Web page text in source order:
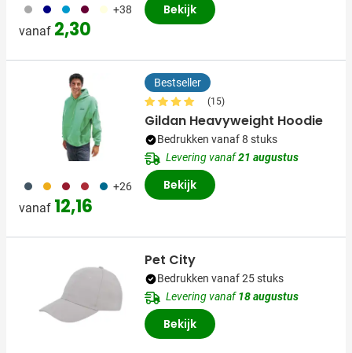
491 492 130 010 056 +38
vanaf 2,30
Bekijk
150 031 372 097 373 +26
vanaf 12,16
Bestseller
(15)
Gildan Heavyweight Hoodie
Bedrukken vanaf 8 stuks
Levering vanaf21 augustus
Bekijk
Pet City
Bedrukken vanaf 25 stuks
Levering vanaf18 augustus
Bekijk